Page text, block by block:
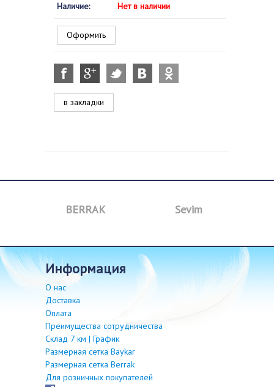
Наличие:
Нет в наличии
Оформить
в закладки
BERRAK Sevim
информация
О нас
Доставка
Оплата
Преимущества сотрудничества
Склад 7 км | График
Размерная сетка Baykar
Размерная сетка Berrak
Для розничных покупателей